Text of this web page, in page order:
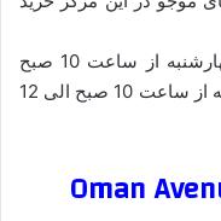
این مرکز خرید در روزهای شنبه الی چهارشنبه از ساعت 10 صبح
الی 10 شب و در روزهای پنجشنبه و جمعه از ساعت 10 صبح الی 12